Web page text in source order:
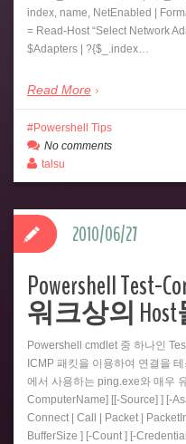
index, name, NetEnabled |
= Read-Host “Select Network
$Adapters | ?{$_.index…
Read More
Powershell Tips
No comments
talsu
Powershell
워크상의
Powershell cmdlet 중 하나인
ICMP 패킷을 이용하여 연결을
에서 사용하는 ping.exe와 매우
ComputerName] [[-Source] ] [-
Connect | Call | Packet |
BufferSize ] [-Count ] [-
2010/06/27